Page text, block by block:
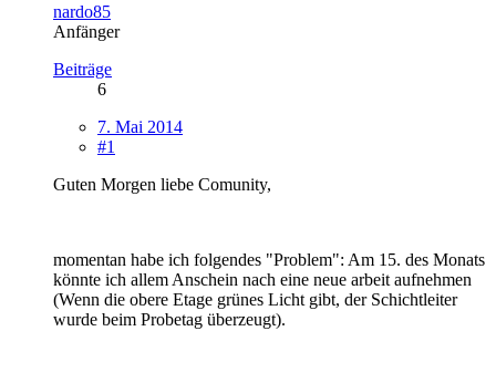
nardo85
Anfänger
Beiträge
6
7. Mai 2014
#1
Guten Morgen liebe Comunity,
momentan habe ich folgendes "Problem": Am 15. des Monats
könnte ich allem Anschein nach eine neue arbeit aufnehmen
(Wenn die obere Etage grünes Licht gibt, der Schichtleiter
wurde beim Probetag überzeugt).